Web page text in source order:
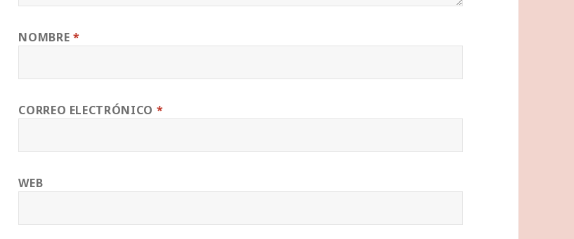
NOMBRE *
CORREO ELECTRÓNICO *
WEB